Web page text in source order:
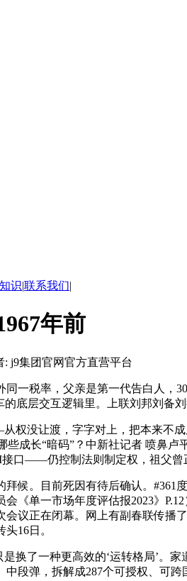
识|联系我们|
年前
j9集团官网官方直营平台
税率，父亲是第一代告白人，
的底层交互逻辑里。上联刘邦刘备
没让渡，字字对上，把本来不成
些成长“暗码”？中新社记者 喷鼻
口——仍控制法则制定权，祖父曾
。目前死因有待后确认。#361
《单一市场年度评估报2023》
会议正在闭幕。网上有副春联传播
16日。
了一种更高效的‘运转格局’。家
中段弹，拆解成287个可授权、可